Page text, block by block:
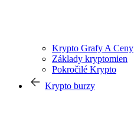
Krypto Grafy A Ceny
Základy kryptomien
Pokročilé Krypto
Krypto burzy